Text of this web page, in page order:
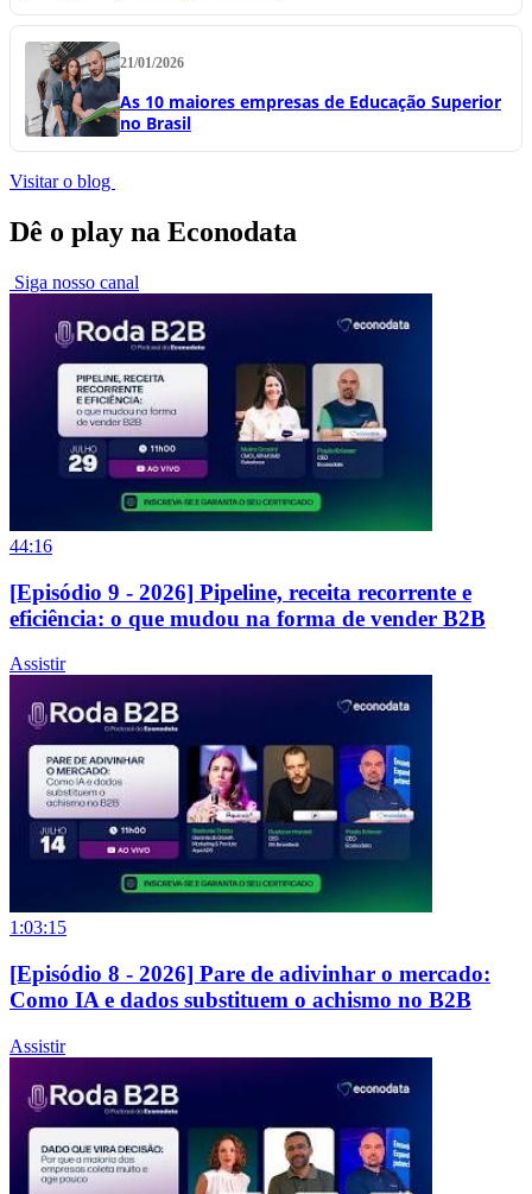
21/01/2026
As 10 maiores empresas de Educação Superior
no Brasil
Visitar o blog
Dê o play na Econodata
Siga nosso canal
44:16
[Episódio 9 - 2026] Pipeline, receita recorrente e
eficiência: o que mudou na forma de vender B2B
Assistir
1:03:15
[Episódio 8 - 2026] Pare de adivinhar o mercado:
Como IA e dados substituem o achismo no B2B
Assistir